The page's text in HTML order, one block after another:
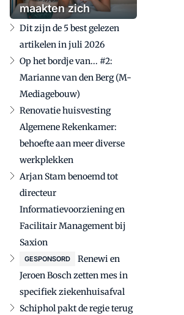
maakten zich
zorgen'
Dit zijn de 5 best gelezen
artikelen in juli 2026
Op het bordje van... #2:
Marianne van den Berg (M-
Mediagebouw)
Renovatie huisvesting
Algemene Rekenkamer:
behoefte aan meer diverse
werkplekken
Arjan Stam benoemd tot
directeur
Informatievoorziening en
Facilitair Management bij
Saxion
GESPONSORD
Renewi en
Jeroen Bosch zetten mes in
specifiek ziekenhuisafval
Schiphol pakt de regie terug